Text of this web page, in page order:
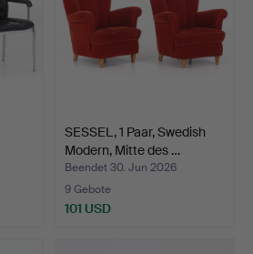
SESSEL, 1 Paar, Swedish
Modern, Mitte des …
Beendet 30. Jun 2026
9 Gebote
101 USD